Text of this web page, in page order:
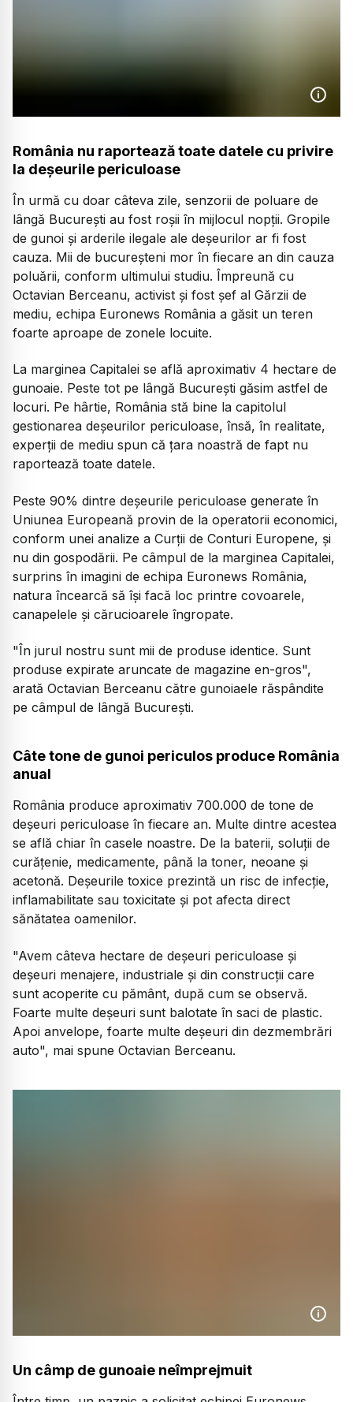
România nu raportează toate datele cu privire
la deșeurile periculoase
În urmă cu doar câteva zile, senzorii de poluare de
lângă București au fost roșii în mijlocul nopții. Gropile
de gunoi și arderile ilegale ale deșeurilor ar fi fost
cauza. Mii de bucureșteni mor în fiecare an din cauza
poluării, conform ultimului studiu. Împreună cu
Octavian Berceanu, activist și fost șef al Gărzii de
mediu, echipa Euronews România a găsit un teren
foarte aproape de zonele locuite.
La marginea Capitalei se află aproximativ 4 hectare de
gunoaie. Peste tot pe lângă București găsim astfel de
locuri. Pe hârtie, România stă bine la capitolul
gestionarea deșeurilor periculoase, însă, în realitate,
experții de mediu spun că țara noastră de fapt nu
raportează toate datele.
Peste 90% dintre deșeurile periculoase generate în
Uniunea Europeană provin de la operatorii economici,
conform unei analize a Curții de Conturi Europene, și
nu din gospodării. Pe câmpul de la marginea Capitalei,
surprins în imagini de echipa Euronews România,
natura încearcă să își facă loc printre covoarele,
canapelele și cărucioarele îngropate.
"În jurul nostru sunt mii de produse identice. Sunt
produse expirate aruncate de magazine en-gros",
arată Octavian Berceanu către gunoiaele răspândite
pe câmpul de lângă București.
Câte tone de gunoi periculos produce România
anual
România produce aproximativ 700.000 de tone de
deșeuri periculoase în fiecare an. Multe dintre acestea
se află chiar în casele noastre. De la baterii, soluții de
curățenie, medicamente, până la toner, neoane și
acetonă. Deșeurile toxice prezintă un risc de infecție,
inflamabilitate sau toxicitate și pot afecta direct
sănătatea oamenilor.
"Avem câteva hectare de deșeuri periculoase și
deșeuri menajere, industriale și din construcții care
sunt acoperite cu pământ, după cum se observă.
Foarte multe deșeuri sunt balotate în saci de plastic.
Apoi anvelope, foarte multe deșeuri din dezmembrări
auto", mai spune Octavian Berceanu.
Un câmp de gunoaie neîmprejmuit